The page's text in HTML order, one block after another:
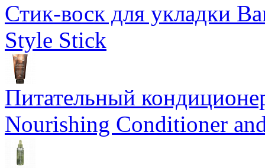
Стик-воск для укладки
Style Stick
Питательный
Nourishing Conditioner